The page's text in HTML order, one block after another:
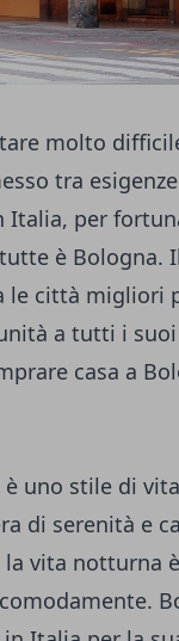
molto
tra
Italia, per
è Bologna. Il
le città migliori
a tutti i
casa a
uno stile di
di serenità e
vita notturna